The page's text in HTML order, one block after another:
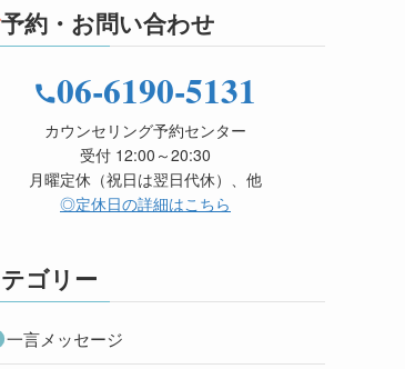
ご予約・お問い合わせ
06-6190-5131
カウンセリング予約センター
受付 12:00～20:30
月曜定休（祝日は翌日代休）、他
◎定休日の詳細はこちら
カテゴリー
一言メッセージ